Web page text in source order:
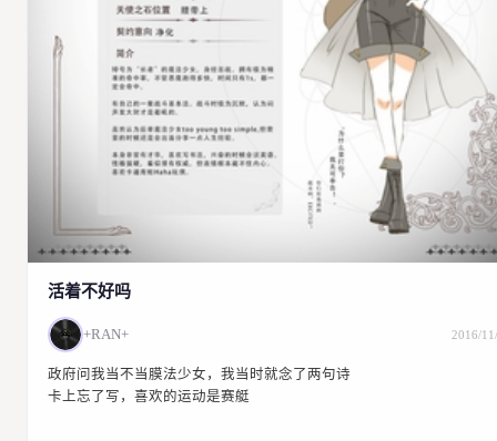
活着不好吗
+RAN+ 2016/
政府问我当不当膜法少女，我当时就念了两句诗
卡上忘了写，喜欢的运动是赛艇